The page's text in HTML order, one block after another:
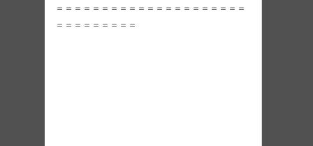
＝＝＝＝＝＝＝＝＝＝＝＝＝＝＝＝＝＝＝＝＝
＝＝＝＝＝＝＝＝＝